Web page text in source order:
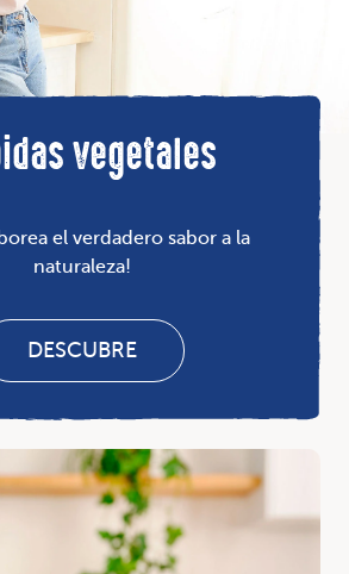
vegetales
el verdadero sabor a la
naturaleza!
DESCUBRE